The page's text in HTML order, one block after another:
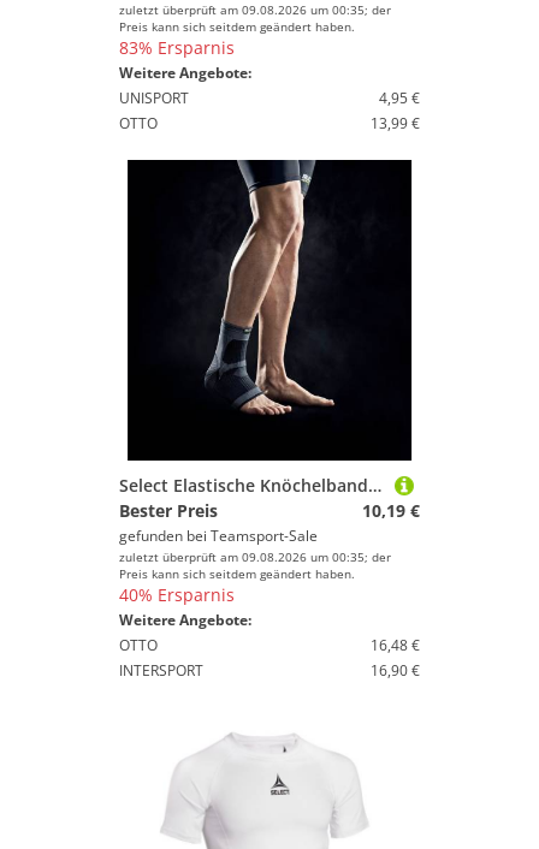
zuletzt überprüft am 09.08.2026 um 00:35; der
Preis kann sich seitdem geändert haben.
83% Ersparnis
Weitere Angebote:
UNISPORT
4,95 €
OTTO
13,99 €
Select Elastische Knöchelbandage schwarz L
Bester Preis
10,19 €
gefunden bei Teamsport-Sale
zuletzt überprüft am 09.08.2026 um 00:35; der
Preis kann sich seitdem geändert haben.
40% Ersparnis
Weitere Angebote:
OTTO
16,48 €
INTERSPORT
16,90 €